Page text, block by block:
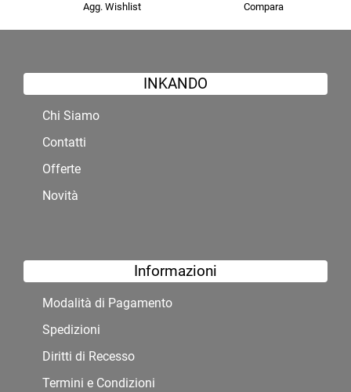
Agg. Wishlist Compara
INKANDO
Chi Siamo
Contatti
Offerte
Novità
Informazioni
Modalità di Pagamento
Spedizioni
Diritti di Recesso
Termini e Condizioni